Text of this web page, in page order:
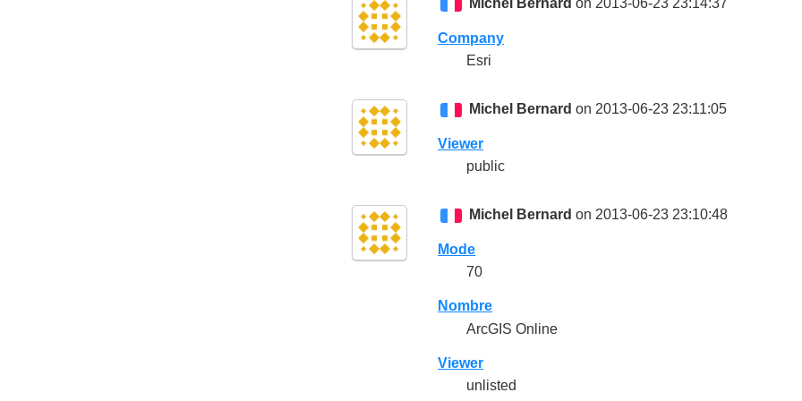
Michel Bernard on 2013-06-23 23:14:37
Company
Esri
Michel Bernard on 2013-06-23 23:11:05
Viewer
public
Michel Bernard on 2013-06-23 23:10:48
Mode
70
Nombre
ArcGIS Online
Viewer
unlisted